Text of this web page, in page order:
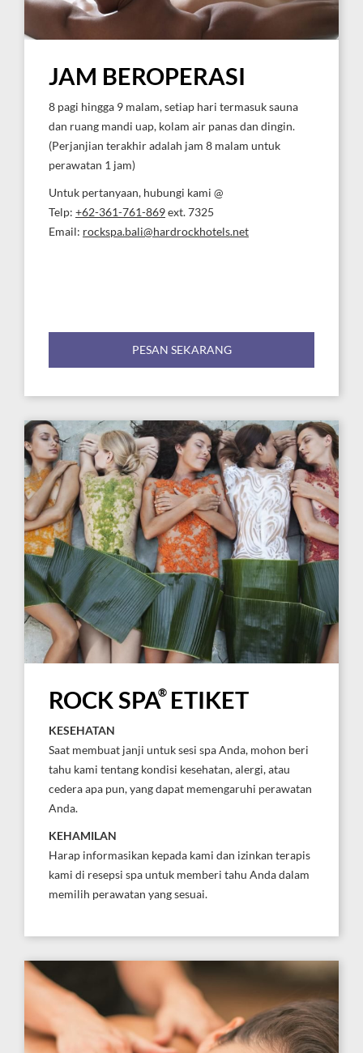
JAM BEROPERASI
8 pagi hingga 9 malam, setiap hari termasuk sauna
dan ruang mandi uap, kolam air panas dan dingin.
(Perjanjian terakhir adalah jam 8 malam untuk
perawatan 1 jam)
Untuk pertanyaan, hubungi kami @
Telp: +62-361-761-869ext. 7325
Email: rockspa.bali@hardrockhotels.net
PESAN SEKARANG
ROCK SPA® ETIKET
KESEHATAN
Saat membuat janji untuk sesi spa Anda, mohon beri
tahu kami tentang kondisi kesehatan, alergi, atau
cedera apa pun, yang dapat memengaruhi perawatan
Anda.
KEHAMILAN
Harap informasikan kepada kami dan izinkan terapis
kami di resepsi spa untuk memberi tahu Anda dalam
memilih perawatan yang sesuai.